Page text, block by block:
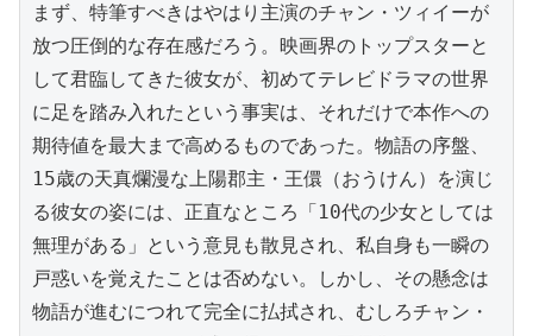
まず、特筆すべきはやはり主演のチャン・ツィイーが
放つ圧倒的な存在感だろう。映画界のトップスターと
して君臨してきた彼女が、初めてテレビドラマの世界
に足を踏み入れたという事実は、それだけで本作への
期待値を最大まで高めるものであった。物語の序盤、
15歳の天真爛漫な上陽郡主・王儇（おうけん）を演じ
る彼女の姿には、正直なところ「10代の少女としては
無理がある」という意見も散見され、私自身も一瞬の
戸惑いを覚えたことは否めない。しかし、その懸念は
物語が進むにつれて完全に払拭され、むしろチャン・